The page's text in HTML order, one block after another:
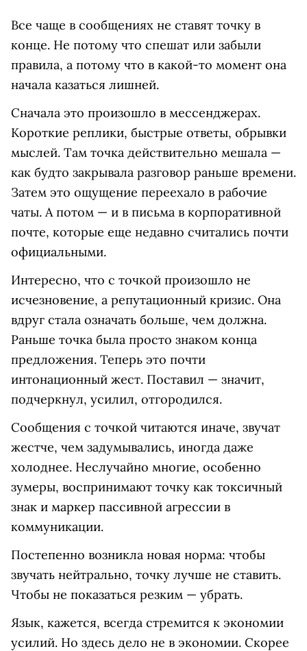
Все чаще в сообщениях не ставят точку в
конце. Не потому что спешат или забыли
правила, а потому что в какой-то момент она
начала казаться лишней.
Сначала это произошло в мессенджерах.
Короткие реплики, быстрые ответы, обрывки
мыслей. Там точка действительно мешала —
как будто закрывала разговор раньше времени.
Затем это ощущение переехало в рабочие
чаты. А потом — и в письма в корпоративной
почте, которые еще недавно считались почти
официальными.
Интересно, что с точкой произошло не
исчезновение, а репутационный кризис. Она
вдруг стала означать больше, чем должна.
Раньше точка была просто знаком конца
предложения. Теперь это почти
интонационный жест. Поставил — значит,
подчеркнул, усилил, отгородился.
Сообщения с точкой читаются иначе, звучат
жестче, чем задумывались, иногда даже
холоднее. Неслучайно многие, особенно
зумеры, воспринимают точку как токсичный
знак и маркер пассивной агрессии в
коммуникации.
Постепенно возникла новая норма: чтобы
звучать нейтрально, точку лучше не ставить.
Чтобы не показаться резким — убрать.
Язык, кажется, всегда стремится к экономии
усилий. Но здесь дело не в экономии. Скорее